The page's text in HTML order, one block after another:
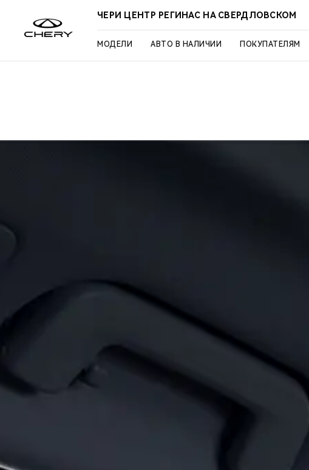
ЧЕРИ ЦЕНТР РЕГИНАС НА СВЕРДЛОВСКОМ
МОДЕЛИ АВТО В НАЛИЧИИ ПОКУПАТЕЛЯМ